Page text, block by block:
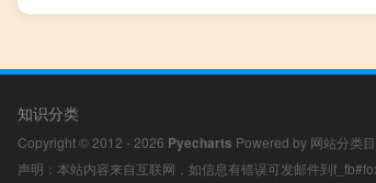
知识分类
Copyright © 2012 - 2026 Pyecharts Powered by 网站分类
声明：本站内容来自互联网，如信息有错误可发邮件到